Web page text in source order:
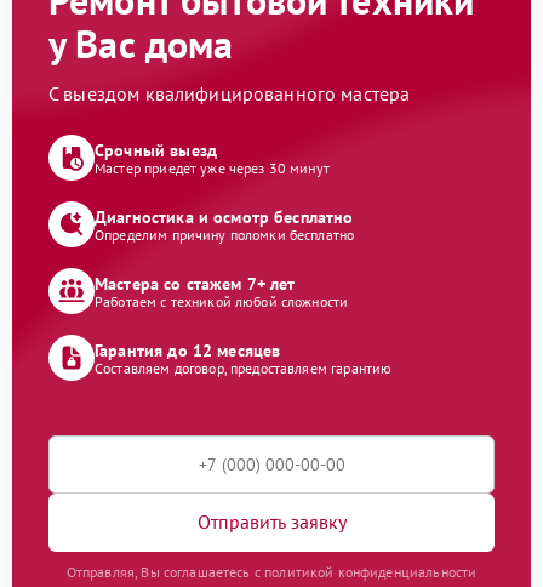
у Вас дома
С выездом квалифицированного мастера
Срочный выезд
Мастер приедет уже через 30 минут
Диагностика и осмотр бесплатно
Определим причину поломки бесплатно
Мастера со стажем 7+ лет
Работаем с техникой любой сложности
Гарантия до 12 месяцев
Составляем договор, предоставляем гарантию
Отправить заявку
Отправляя, Вы соглашаетесь с политикой конфиденциальности